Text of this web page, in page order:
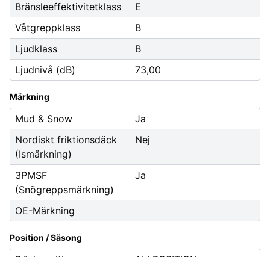
Bränsleeffektivitetklass
E
Våtgreppklass
B
Ljudklass
B
Ljudnivå (dB)
73,00
Märkning
Mud & Snow
Ja
Nordiskt friktionsdäck
(Ismärkning)
Nej
3PMSF
(Snögreppsmärkning)
Ja
OE-Märkning
Position / Säsong